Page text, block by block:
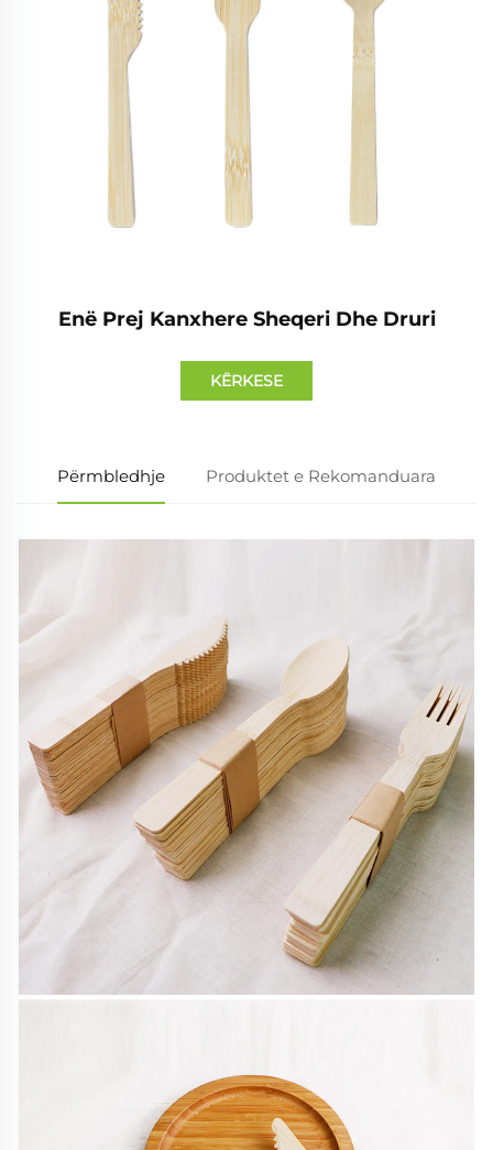
Enë Prej Kanxhere Sheqeri Dhe Druri
KËRKESE
Përmbledhje Produktet e Rekomanduara